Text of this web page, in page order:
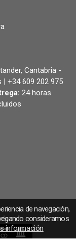
Cantabria -
| +34 609 202 975
24 horas
de navegación,
consideramos
información